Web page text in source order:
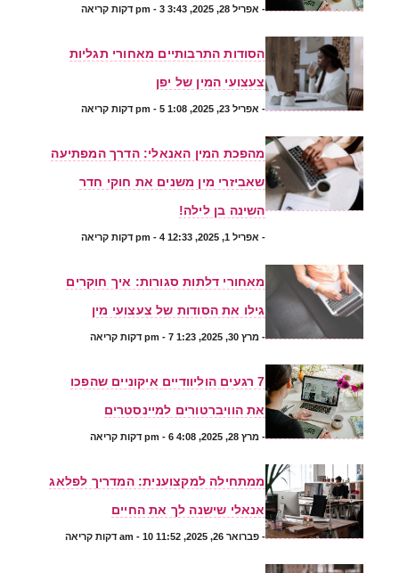
- אפריל 28, 2025, 3:43 pm - 3 דקות קריאה
הסודות התרבותיים מאחורי תגליות
צעצועי המין של יפן
- אפריל 23, 2025, 1:08 pm - 5 דקות קריאה
מהפכת המין האנאלי: הדרך המפתיעה
שאביזרי מין משנים את חוקי חדר
השינה בן לילה!
- אפריל 1, 2025, 12:33 pm - 4 דקות קריאה
מאחורי דלתות סגורות: איך חוקרים
גילו את הסודות של צעצועי מין
- מרץ 30, 2025, 1:23 pm - 7 דקות קריאה
7 רגעים הוליוודיים איקוניים שהפכו
את הוויברטורים למיינסטרים
- מרץ 28, 2025, 4:08 pm - 6 דקות קריאה
ממתחילה למקצוענית: המדריך לפלאג
אנאלי שישנה לך את החיים
- פברואר 26, 2025, 11:52 am - 10 דקות קריאה